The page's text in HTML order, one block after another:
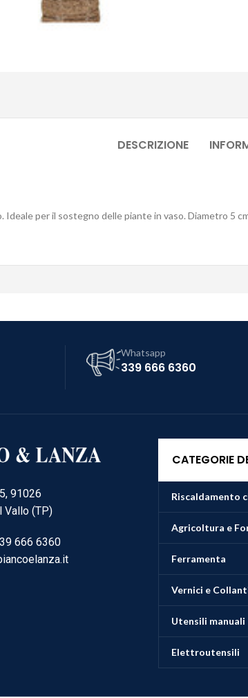
DESCRIZIONE
Ideale per il sostegno delle piante in vaso. Diametro 5
Whatsapp
339 666 6360
91026
Vallo (TP)
666 6360
CATEGORIE
Riscaldamento
Agricoltura e
Ferramenta
Vernici e
Utensili manuali
Elettroutensili